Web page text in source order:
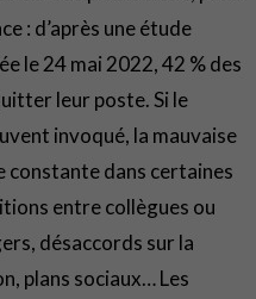
: d’après une étude
le 24 mai 2022, 42 % des
leur poste. Si le
invoqué, la mauvaise
constante dans certaines
entre collègues ou
désaccords sur la
plans sociaux… Les